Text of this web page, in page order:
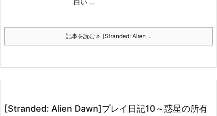
白い ...
記事を読む [Stranded: Alien ...
[Stranded: Alien Dawn]プレイ日記10～惑星の所有